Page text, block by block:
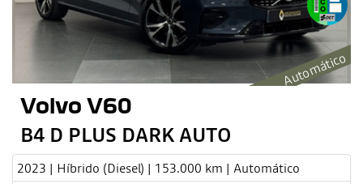
Automático
Volvo V60
B4 D PLUS DARK AUTO
2023 | Híbrido (Diesel) | 153.000 km | Automático